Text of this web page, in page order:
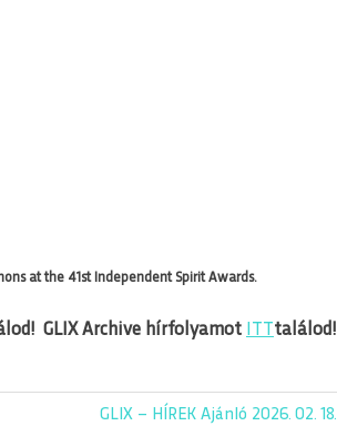
at the 41st Independent Spirit Awards.
GLIX Archive hírfolyamot találod!
Next
GLIX – HÍREK Ajánló 2026. 02. 18.